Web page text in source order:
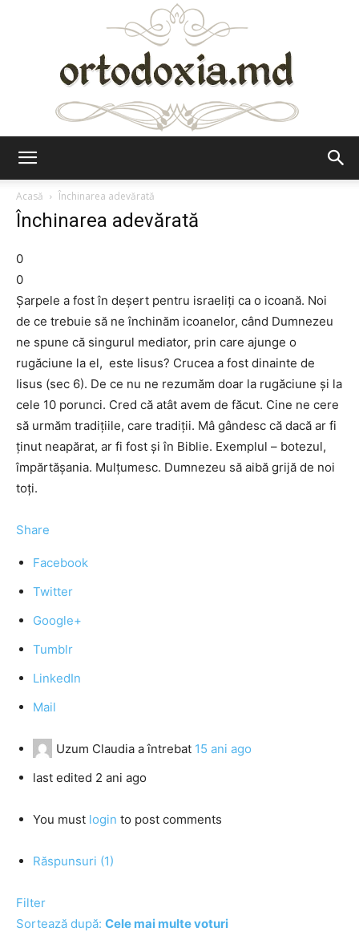
Acasă
Închinarea adevărată
Închinarea adevărată
0
0
Şarpele a fost în deşert pentru israeliţi ca o icoană. Noi
de ce trebuie să ne închinăm icoanelor, când Dumnezeu
ne spune că singurul mediator, prin care ajunge o
rugăciune la el, este Iisus? Crucea a fost dinainte de
Iisus (sec 6). De ce nu ne rezumăm doar la rugăciune şi la
cele 10 porunci. Cred că atât avem de făcut. Cine ne cere
să urmăm tradiţiile, care tradiţii. Mâ gândesc că dacă ar fi
ţinut neapărat, ar fi fost şi în Biblie. Exemplul – botezul,
împărtăşania. Mulţumesc. Dumnezeu să aibă grijă de noi
toţi.
Share
Facebook
Twitter
Google+
Tumblr
LinkedIn
Mail
Uzum Claudia a întrebat 15 ani ago
last edited 2 ani ago
You must login to post comments
Răspunsuri (1)
Filter
Sortează după: Cele mai multe voturi